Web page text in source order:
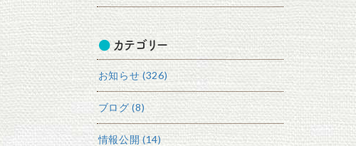
カテゴリー
お知らせ (326)
ブログ (8)
情報公開 (14)